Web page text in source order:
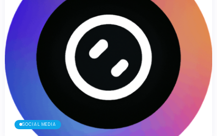
SOCIAL MEDIA